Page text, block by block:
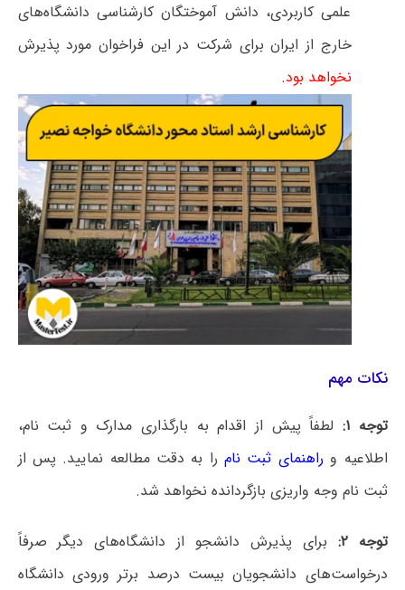
علمی کاربردی، دانش آموختگان کارشناسی دانشگاه‌های
خارج از ایران برای شرکت در این فراخوان مورد پذیرش
نخواهد بود.
نکات مهم
توجه ۱:
لطفاً پیش از اقدام به بارگذاری مدارک و ثبت نام،
اطلاعیه و راهنمای ثبت نامرا به دقت مطالعه نمایید. پس از
ثبت نام وجه واریزی بازگردانده نخواهد شد.
توجه ۲:
برای پذیرش دانشجو از دانشگاه‌های دیگر صرفاً
درخواست‌های دانشجویان بیست درصد برتر ورودی دانشگاه